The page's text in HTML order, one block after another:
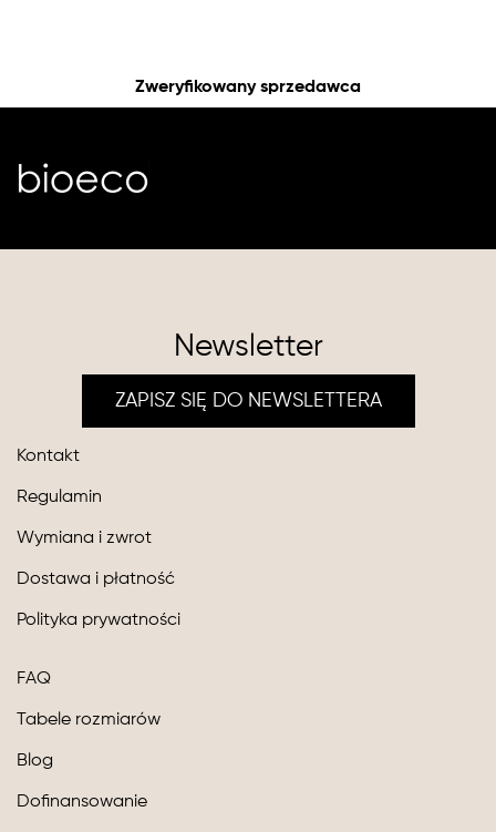
Zweryfikowany sprzedawca
Newsletter
ZAPISZ SIĘ DO NEWSLETTERA
Kontakt
Regulamin
Wymiana i zwrot
Dostawa i płatność
Polityka prywatności
FAQ
Tabele rozmiarów
Blog
Dofinansowanie